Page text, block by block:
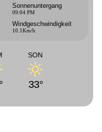
Sonnenuntergang
09:04 PM
Windgeschwindigkeit
10.1Km/h
SON
33°